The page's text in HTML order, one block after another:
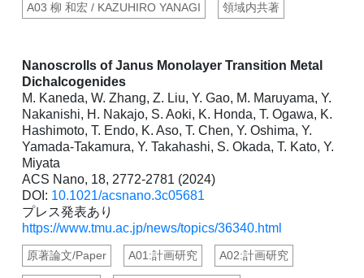
A03 柳 和宏 / KAZUHIRO YANAGI 領域内共著
Nanoscrolls of Janus Monolayer Transition Metal
Dichalcogenides
M. Kaneda, W. Zhang, Z. Liu, Y. Gao, M. Maruyama, Y.
Nakanishi, H. Nakajo, S. Aoki, K. Honda, T. Ogawa, K.
Hashimoto, T. Endo, K. Aso, T. Chen, Y. Oshima, Y.
Yamada-Takamura, Y. Takahashi, S. Okada, T. Kato, Y.
Miyata
ACS Nano, 18, 2772-2781 (2024)
DOI: 10.1021/acsnano.3c05681
プレス発表あり
https://www.tmu.ac.jp/news/topics/36340.html
原著論文/Paper A01:計画研究 A02:計画研究